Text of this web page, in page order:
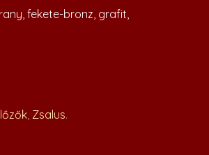
fekete-bronz, grafit,
, Zsalus.